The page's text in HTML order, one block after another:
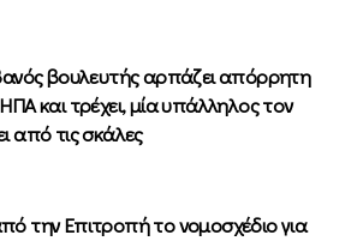
βουλευτής αρπάζει απόρρητη
και τρέχει, μία υπάλληλος τον
από τις σκάλες
την Επιτροπή το νομοσχέδιο για